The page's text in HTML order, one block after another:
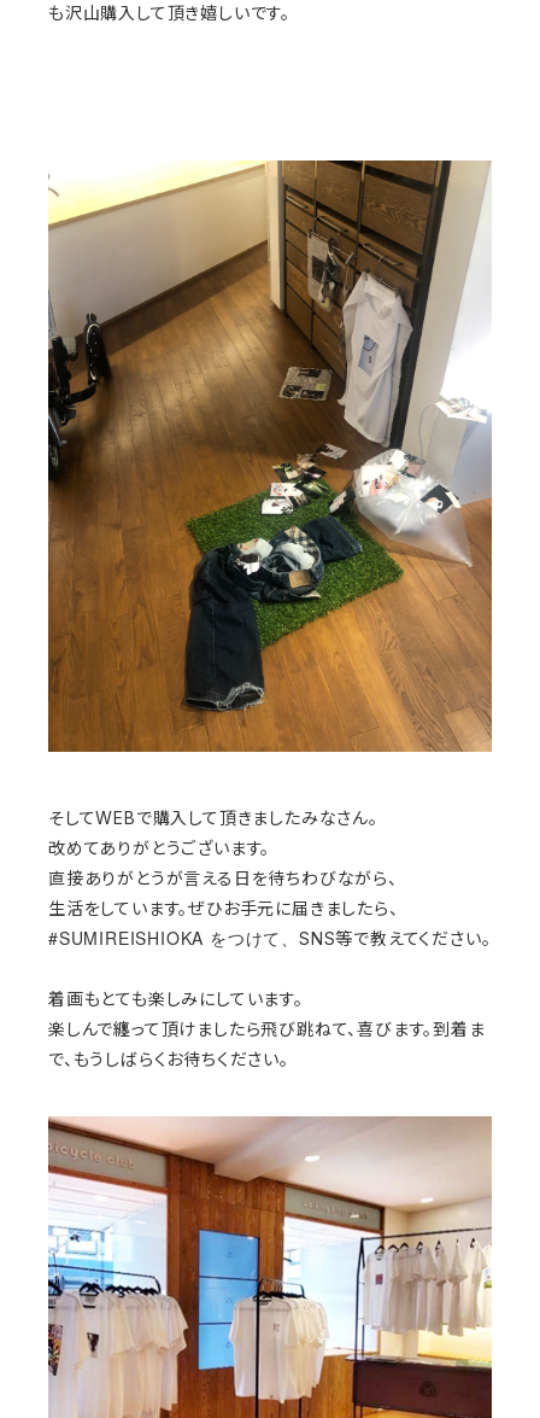
も沢山購入して頂き嬉しいです。
そしてWEBで購入して頂きましたみなさん。
改めてありがとうございます。
直接ありがとうが言える日を待ちわびながら、
生活をしています。ぜひお手元に届きましたら、
#SUMIREISHIOKA をつけて、 SNS等で教えてください。
着画もとても楽しみにしています。
楽しんで纏って頂けましたら飛び跳ねて、喜びます。到着ま
で、もうしばらくお待ちください。